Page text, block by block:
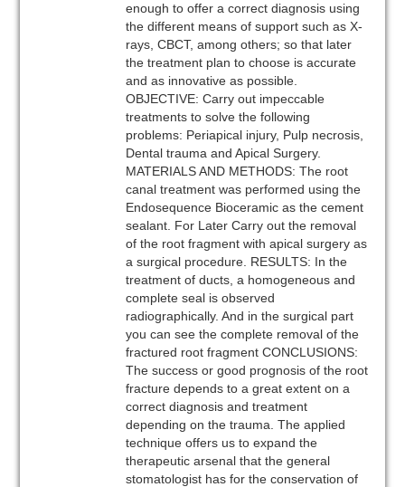
enough to offer a correct diagnosis using
the different means of support such as X-
rays, CBCT, among others; so that later
the treatment plan to choose is accurate
and as innovative as possible.
OBJECTIVE: Carry out impeccable
treatments to solve the following
problems: Periapical injury, Pulp necrosis,
Dental trauma and Apical Surgery.
MATERIALS AND METHODS: The root
canal treatment was performed using the
Endosequence Bioceramic as the cement
sealant. For Later Carry out the removal
of the root fragment with apical surgery as
a surgical procedure. RESULTS: In the
treatment of ducts, a homogeneous and
complete seal is observed
radiographically. And in the surgical part
you can see the complete removal of the
fractured root fragment CONCLUSIONS:
The success or good prognosis of the root
fracture depends to a great extent on a
correct diagnosis and treatment
depending on the trauma. The applied
technique offers us to expand the
therapeutic arsenal that the general
stomatologist has for the conservation of